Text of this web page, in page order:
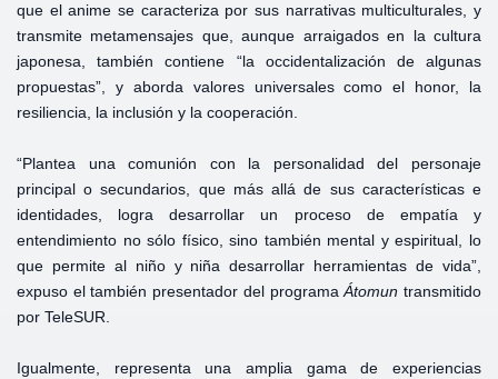
que el anime se caracteriza por sus narrativas multiculturales, y
transmite metamensajes que, aunque arraigados en la cultura
japonesa, también contiene “la occidentalización de algunas
propuestas”, y aborda valores universales como el honor, la
resiliencia, la inclusión y la cooperación.
“Plantea una comunión con la personalidad del personaje
principal o secundarios, que más allá de sus características e
identidades, logra desarrollar un proceso de empatía y
entendimiento no sólo físico, sino también mental y espiritual, lo
que permite al niño y niña desarrollar herramientas de vida”,
expuso el también presentador del programaÁtomun transmitido
por TeleSUR.
Igualmente, representa una amplia gama de experiencias